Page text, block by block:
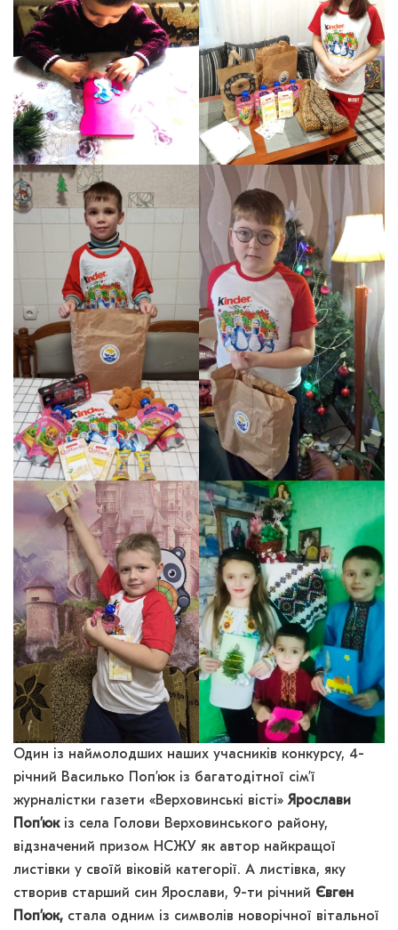
Один із наймолодших наших учасників конкурсу, 4-
річний Василько Поп’юк із багатодітної сім’ї
журналістки газети «Верховинські вісті»Ярослави
Поп’юкіз села Голови Верховинського району,
відзначений призом НСЖУ як автор найкращої
листівки у своїй віковій категорії. А листівка, яку
створив старший син Ярослави, 9-ти річний Євген
Поп’юк, стала одним із символів новорічної вітальної